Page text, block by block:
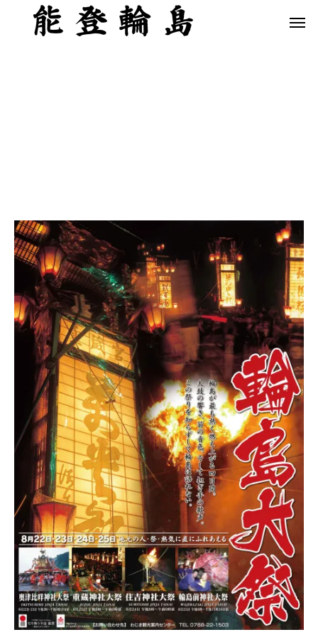
白米千枚田 あぜのきらめき（アルバム）
2023.08.31
今日の白米千枚田
2022.04.10